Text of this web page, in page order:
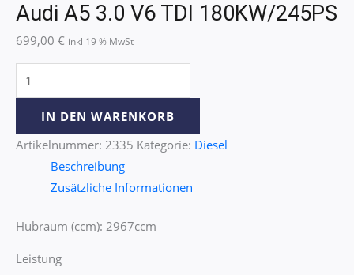
Audi A5 3.0 V6 TDI 180KW/245PS
699,00 € inkl 19 % MwSt
IN DEN WARENKORB
Artikelnummer: 2335 Kategorie: Diesel
Beschreibung
Zusätzliche Informationen
Hubraum (ccm): 2967ccm
Leistung